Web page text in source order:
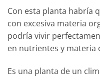
Con esta planta habría
con excesiva materia
podría vivir
en nutrientes y materia
Es una planta de un